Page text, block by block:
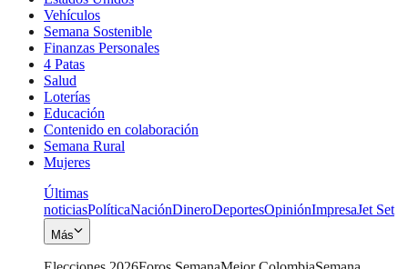
Vehículos
Semana Sostenible
Finanzas Personales
4 Patas
Salud
Loterías
Educación
Contenido en colaboración
Semana Rural
Mujeres
Últimas
noticiasPolíticaNaciónDineroDeportesOpiniónImpresaJet Set
Más